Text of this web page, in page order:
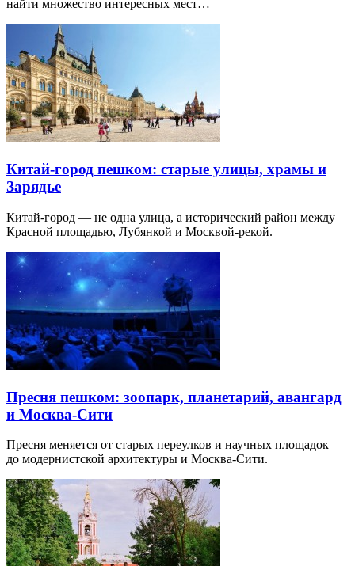
найти множество интересных мест…
Китай-город пешком: старые улицы, храмы и
Зарядье
Китай-город — не одна улица, а исторический район между
Красной площадью, Лубянкой и Москвой-рекой.
Пресня пешком: зоопарк, планетарий, авангард
и Москва-Сити
Пресня меняется от старых переулков и научных площадок
до модернистской архитектуры и Москва-Сити.